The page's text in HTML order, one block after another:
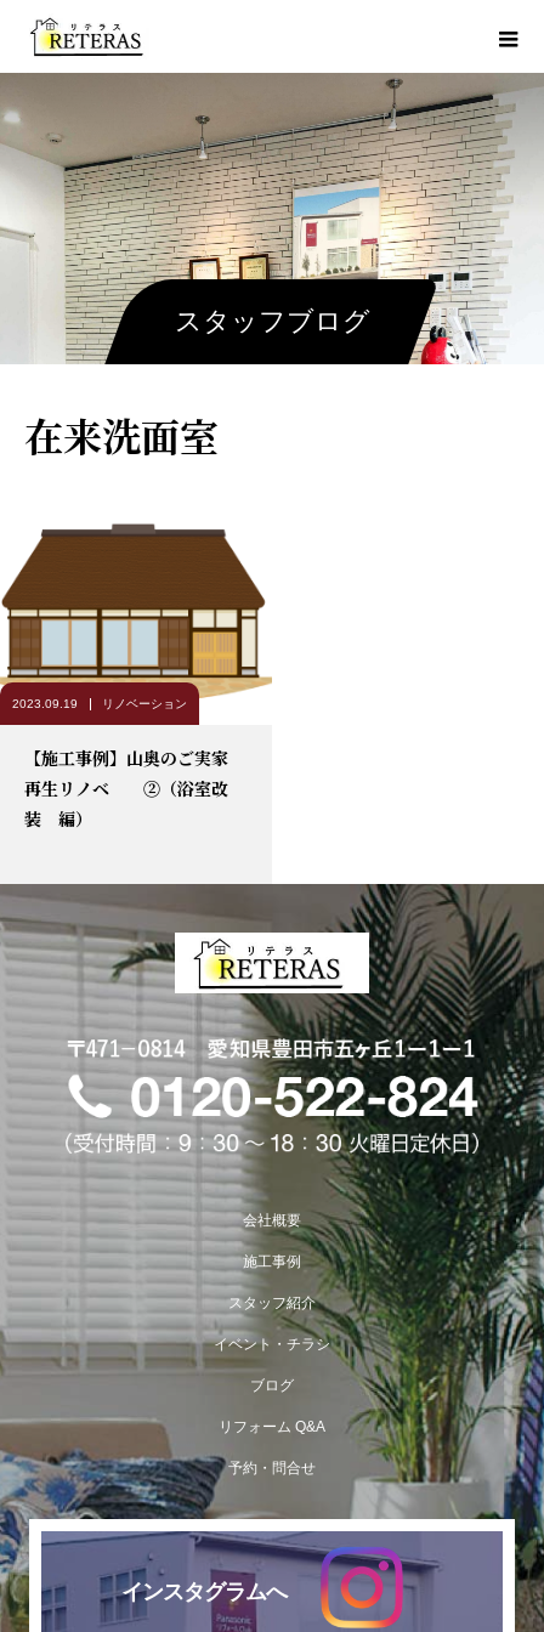
スタッフブログ
在来洗面室
2023.09.19 リノベーション
【施工事例】山奥のご実家
再生リノベ ②（浴室改
装 編）
会社概要
施工事例
スタッフ紹介
イベント・チラシ
ブログ
リフォーム Q&A
予約・問合せ
インスタグラムへ